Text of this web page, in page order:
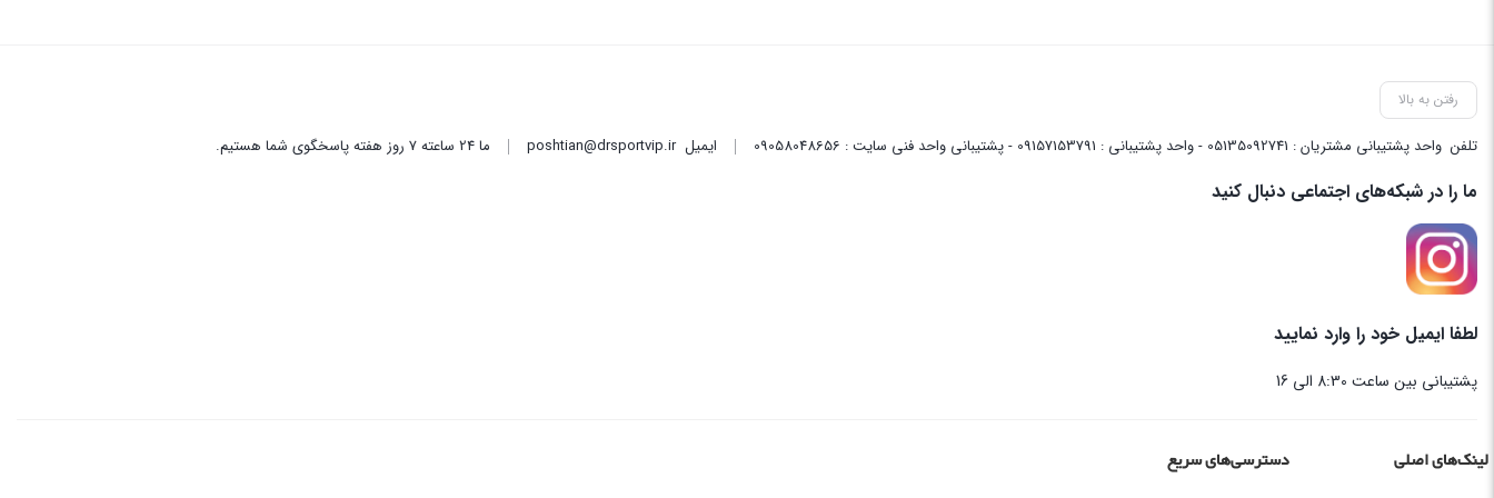
رفتن به بالا
تلفن واحد پشتیبانی مشتریان : 05135092741 - واحد پشتیبانی : 09157153791 - پشتیبانی واحد فنی سایت : 09058048656 ایمیلposhtian@drsportvip.ir ما 24 ساعته 7 روز هفته پاسخگوی شما هستیم.
ما را در شبکه‌های اجتماعی دنبال کنید
لطفا ایمیل خود را وارد نمایید
پشتیبانی بین ساعت 8:30 الی 16
لینک‌های اصلی دسترسی‌های سریع